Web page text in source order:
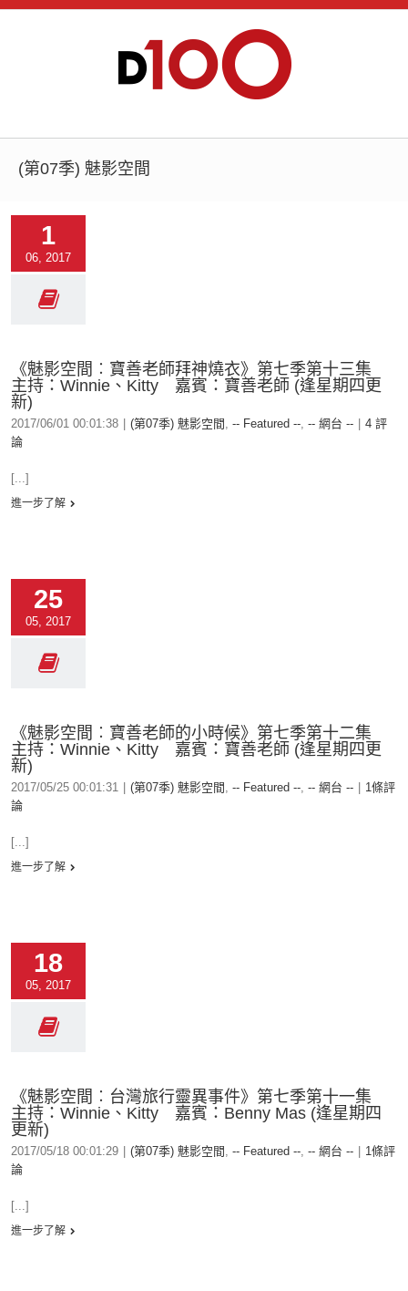
(第07季) 魅影空間
1
06, 2017
《魅影空間︰寶善老師拜神燒衣》第七季第十三集
主持：Winnie、Kitty 嘉賓：寶善老師 (逢星期四更
新)
2017/06/01 00:01:38 (第07季) 魅影空間 , -- Featured --, -- 網台 --
4 評
論
[...]
進一步了解
25
05, 2017
《魅影空間︰寶善老師的小時候》第七季第十二集
主持：Winnie、Kitty 嘉賓：寶善老師 (逢星期四更
新)
2017/05/25 00:01:31 (第07季) 魅影空間 , -- Featured --, -- 網台 --
1條評
論
[...]
進一步了解
18
05, 2017
《魅影空間︰台灣旅行靈異事件》第七季第十一集
主持：Winnie、Kitty 嘉賓：Benny Mas (逢星期四
更新)
2017/05/18 00:01:29 (第07季) 魅影空間 , -- Featured --, -- 網台 --
1條評
論
[...]
進一步了解